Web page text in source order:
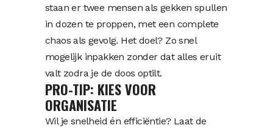
staan er twee mensen als gekken spullen
in dozen te proppen, met een complete
chaos als gevolg. Het doel? Zo snel
mogelijk inpakken zonder dat alles eruit
valt zodra je de doos optilt.
PRO-TIP: KIES VOOR
ORGANISATIE
Wil je snelheid én efficiëntie? Laat de